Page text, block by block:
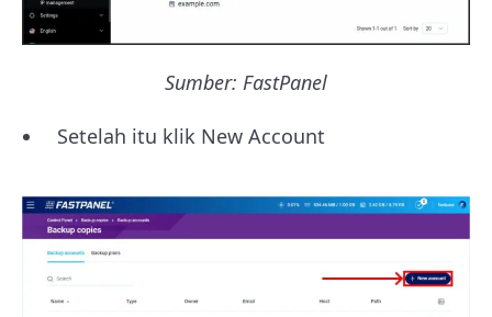
Sumber: FastPanel
Setelah itu klik New Account